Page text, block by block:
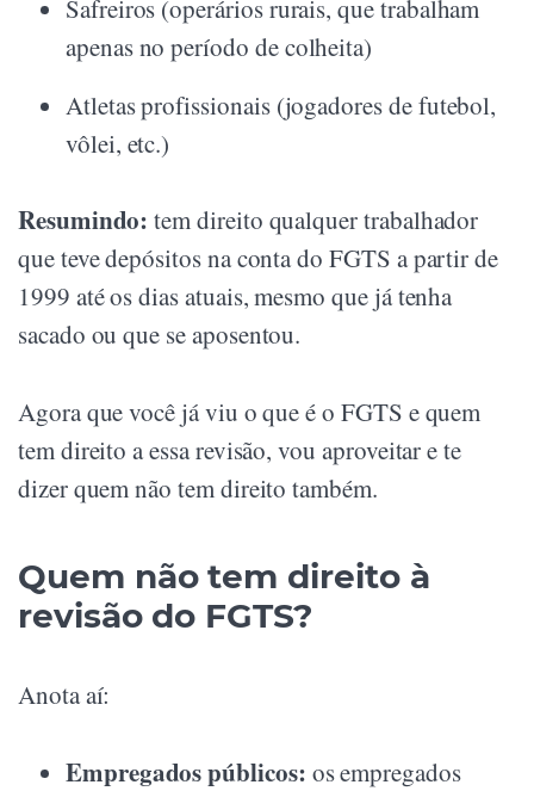
Safreiros (operários rurais, que trabalham
apenas no período de colheita)
Atletas profissionais (jogadores de futebol,
vôlei, etc.)
Resumindo: tem direito qualquer trabalhador
que teve depósitos na conta do FGTS a partir de
1999 até os dias atuais, mesmo que já tenha
sacado ou que se aposentou.
Agora que você já viu o que é o FGTS e quem
tem direito a essa revisão, vou aproveitar e te
dizer quem não tem direito também.
Quem não tem direito à
revisão do FGTS?
Anota aí:
Empregados públicos: os empregados